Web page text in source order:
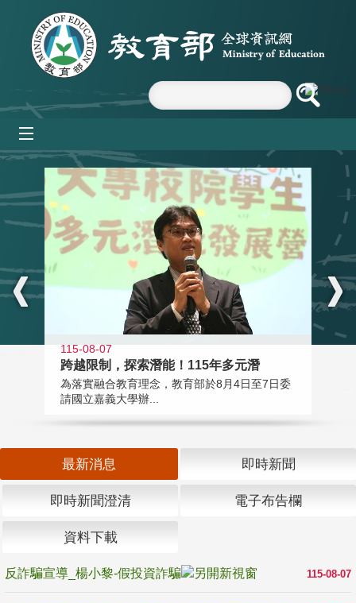
跳到主要內容區塊
:::
115-08-07
跨越限制，探索潛能！115年多元潛
為落實融合教育理念，教育部於8月4日至7日委
請國立嘉義大學辦...
最新消息 即時新聞
即時新聞澄清 電子布告欄
資料下載
115-08-07
反詐騙宣導_楊小黎-假投資詐騙